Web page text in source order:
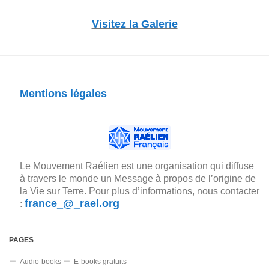
Visitez la Galerie
Mentions légales
Le Mouvement Raélien est une organisation qui diffuse
à travers le monde un Message à propos de l’origine de
la Vie sur Terre. Pour plus d’informations, nous contacter
: france_@_rael.org
PAGES
Audio-books E-books gratuits